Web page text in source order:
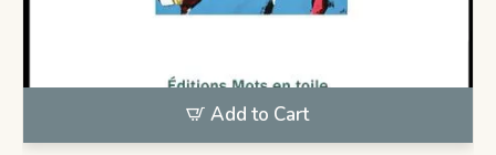
Add to Cart